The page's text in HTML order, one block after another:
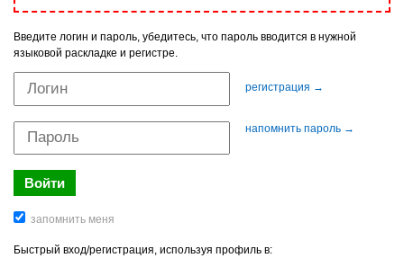
Введите логин и пароль, убедитесь, что пароль вводится в нужной
языковой раскладке и регистре.
регистрация →
напомнить пароль →
Быстрый вход/регистрация, используя профиль в: